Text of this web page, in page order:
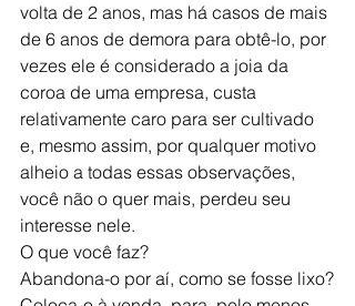
volta de 2 anos, mas há casos de mais
de 6 anos de demora para obtê-lo, por
vezes ele é considerado a joia da
coroa de uma empresa, custa
relativamente caro para ser cultivado
e, mesmo assim, por qualquer motivo
alheio a todas essas observações,
você não o quer mais, perdeu seu
interesse nele.
O que você faz?
Abandona-o por aí, como se fosse lixo?